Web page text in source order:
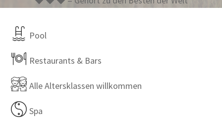
Pool
Restaurants & Bars
Alle Altersklassen willkommen
Spa